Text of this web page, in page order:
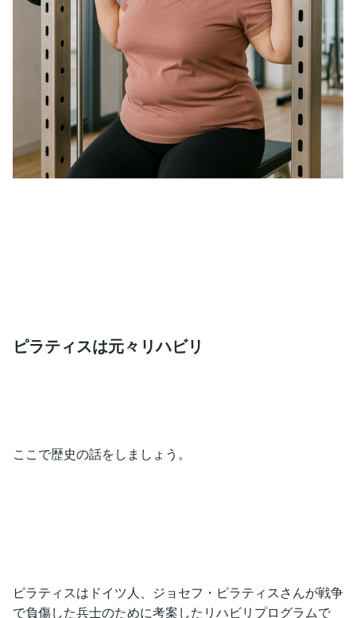
ピラティスは元々リハビリ
ここで歴史の話をしましょう。
ピラティスはドイツ人、ジョセフ・ピラティスさんが戦争
で負傷した兵士のために考案したリハビリプログラムで